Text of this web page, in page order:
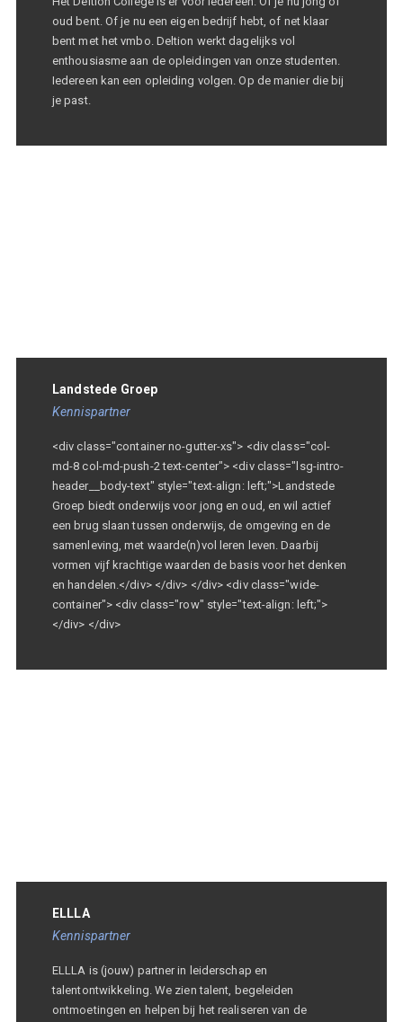
oud bent. Of je nu een eigen bedrijf hebt, of net klaar
bent met het vmbo. Deltion werkt dagelijks vol
enthousiasme aan de opleidingen van onze studenten.
Iedereen kan een opleiding volgen. Op de manier die bij
je past.
Landstede Groep
Kennispartner
<div class="container no-gutter-xs"> <div class="col-
md-8 col-md-push-2 text-center"> <div class="lsg-intro-
header__body-text" style="text-align: left;">Landstede
Groep biedt onderwijs voor jong en oud, en wil actief
een brug slaan tussen onderwijs, de omgeving en de
samenleving, met waarde(n)vol leren leven. Daarbij
vormen vijf krachtige waarden de basis voor het denken
en handelen.</div> </div> </div> <div class="wide-
container"> <div class="row" style="text-align: left;">
</div> </div>
ELLLA
Kennispartner
ELLLA is (jouw) partner in leiderschap en
talentontwikkeling. We zien talent, begeleiden
ontmoetingen en helpen bij het realiseren van de